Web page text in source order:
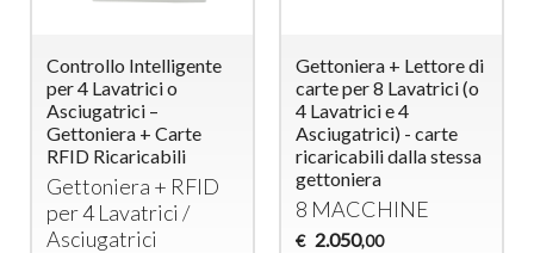
Controllo Intelligente
per 4 Lavatrici o
Asciugatrici –
Gettoniera + Carte
RFID Ricaricabili
Gettoniera + RFID
per 4 Lavatrici /
Asciugatrici
Gettoniera + Lettore di
carte per 8 Lavatrici (o
4 Lavatrici e 4
Asciugatrici) - carte
ricaricabili dalla stessa
gettoniera
8 MACCHINE
€ 2.050,00